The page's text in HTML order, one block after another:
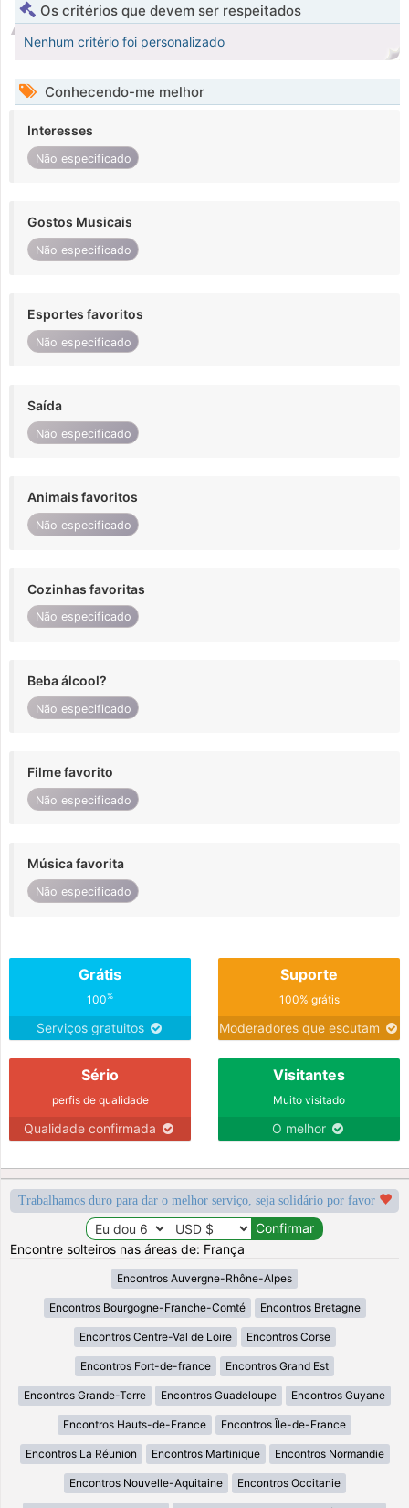
Os critérios que devem ser respeitados
Nenhum critério foi personalizado
Conhecendo-me melhor
Interesses
Não especificado
Gostos Musicais
Não especificado
Esportes favoritos
Não especificado
Saída
Não especificado
Animais favoritos
Não especificado
Cozinhas favoritas
Não especificado
Beba álcool?
Não especificado
Filme favorito
Não especificado
Música favorita
Não especificado
Grátis
100%
Serviços gratuitos
Suporte
100% grátis
Moderadores que escutam
Sério
perfis de qualidade
Qualidade confirmada
Visitantes
Muito visitado
O melhor
Trabalhamos duro para dar o melhor serviço, seja solidário por favor
Encontre solteiros nas áreas de: França
Encontros Auvergne-Rhône-Alpes
Encontros Bourgogne-Franche-Comté Encontros Bretagne
Encontros Centre-Val de Loire Encontros Corse
Encontros Fort-de-france Encontros Grand Est
Encontros Grande-Terre Encontros Guadeloupe Encontros Guyane
Encontros Hauts-de-France Encontros Île-de-France
Encontros La Réunion Encontros Martinique Encontros Normandie
Encontros Nouvelle-Aquitaine Encontros Occitanie